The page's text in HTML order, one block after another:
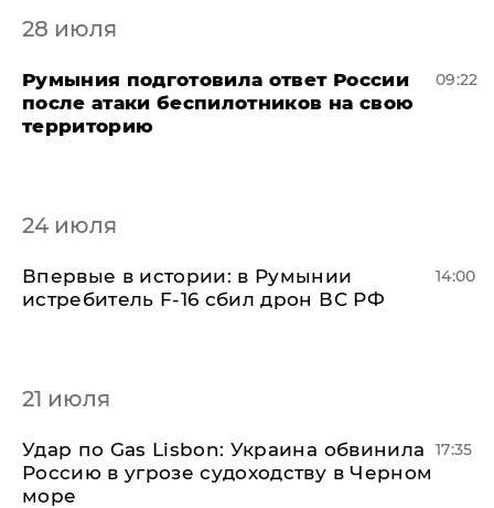
28 июля
Румыния подготовила ответ России
после атаки беспилотников на свою
территорию
09:22
24 июля
Впервые в истории: в Румынии
истребитель F-16 сбил дрон ВС РФ
14:00
21 июля
​Удар по Gas Lisbon: Украина обвинила
Россию в угрозе судоходству в Черном
море
17:35